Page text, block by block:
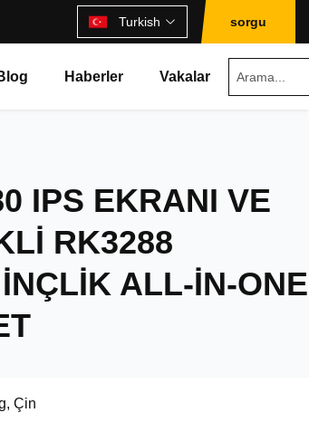
Turkish sorgu
Haberler Vakalar
IPS EKRANI VE
RK3288
ALL-IN-ONE
Çin